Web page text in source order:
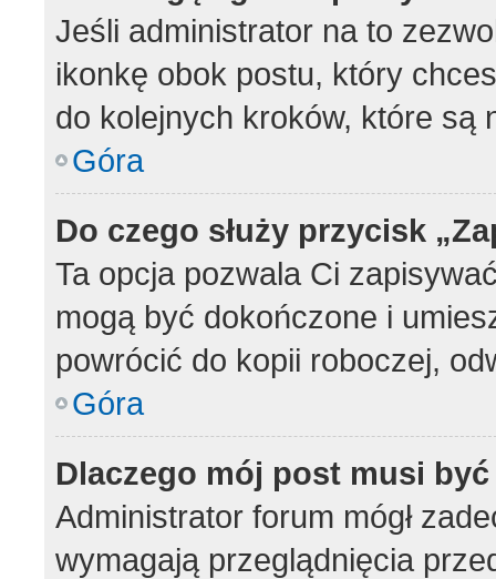
Jeśli administrator na to
ikonkę obok postu, który
do kolejnych kroków, które są
Góra
Do czego służy przycisk
Ta opcja pozwala Ci
mogą być dokończone i
powrócić do kopii roboczej,
Góra
Dlaczego mój post musi
Administrator forum mógł
wymagają przeglądnięcia